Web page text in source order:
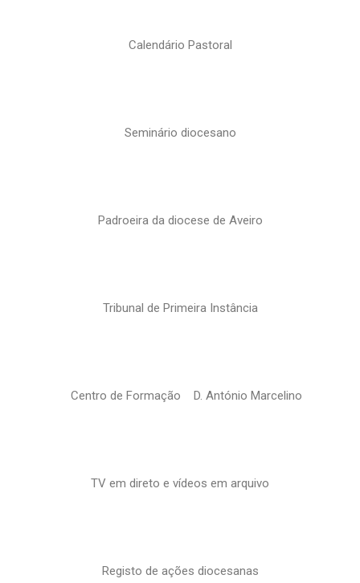
Calendário Pastoral
Seminário diocesano
Padroeira da diocese de Aveiro
Tribunal de Primeira Instância
Centro de Formação D. António Marcelino
TV em direto e vídeos em arquivo
Registo de ações diocesanas